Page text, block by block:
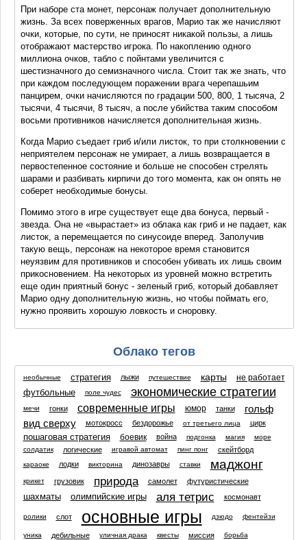
При наборе ста монет, персонаж получает дополнительную
жизнь. За всех поверженных врагов, Марио так же начисляют
очки, которые, по сути, не приносят никакой пользы, а лишь
отображают мастерство игрока. По накоплению одного
миллиона очков, табло с пойнтами увеличится с
шестизначного до семизначного числа. Стоит так же знать, что
при каждом последующем поражении врага черепашьим
панцирем, очки начисляются по градации 500, 800, 1 тысяча, 2
тысячи, 4 тысячи, 8 тысяч, а после убийства таким способом
восьми противников начисляется дополнительная жизнь.
Когда Марио съедает гриб и/или листок, то при столкновении с
неприятелем персонаж не умирает, а лишь возвращается в
первостепенное состояние и больше не способен стрелять
шарами и разбивать кирпичи до того момента, как он опять не
соберет необходимые бонусы.
Помимо этого в игре существует еще два бонуса, первый -
звезда. Она не «вырастает» из облака как гриб и не падает, как
листок, а перемещается по синусоиде вперед. Заполучив
такую вещь, персонаж на некоторое время становится
неуязвим для противников и способен убивать их лишь своим
прикосновением. На некоторых из уровней можно встретить
еще один приятный бонус - зеленый гриб, который добавляет
Марио одну дополнительную жизнь, но чтобы поймать его,
нужно проявить хорошую ловкость и сноровку.
Облако тегов
необычные стратегия лыжи путешествие карты не работает
футбольные поле чудес экономические стратегии
мечи гонки современные игры юмор танки
гольф
вид сверху
мотокросс бездорожье от третьего лица цирк
пошаговая стратегия боевик война подгонка магия
море
солдатик
логические игравой автомат пинг понг скейтборд
караоке лодки викторина динозавры ставки маджонг
крикет грузовик природа самолет футуристические
шахматы олимпийские игры аля тетрис космонавт
ролики слот основные игры дзюдо фентейзи
уника дебильные уличная драка квесты миссия
борьба